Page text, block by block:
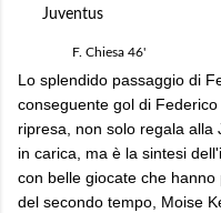
Juventus
F. Chiesa 46'
Lo splendido passaggio di
conseguente gol di
ripresa, non solo regala alla
in carica, ma è la sintesi
con belle giocate che
del secondo tempo, Moise